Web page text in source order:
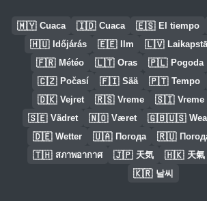
🇲🇾 Cuaca 🇮🇩 Cuaca 🇪🇸 El tiempo
🇭🇺 Időjárás 🇪🇪 Ilm 🇱🇻
🇫🇷 Météo 🇱🇹 Oras 🇵🇱 Pogoda
🇨🇿 Počasí 🇫🇮 Sää 🇵🇹 Tempo
🇩🇰 Vejret 🇷🇸 Vreme 🇸🇮 Vreme
🇸🇪 Vädret 🇳🇴 Været 🇬🇧🇺🇸
🇩🇪 Wetter 🇺🇦 Погода 🇷🇺
🇹🇭 สภาพอากาศ 🇯🇵 天気 🇭🇰 天氣
🇰🇷 날씨